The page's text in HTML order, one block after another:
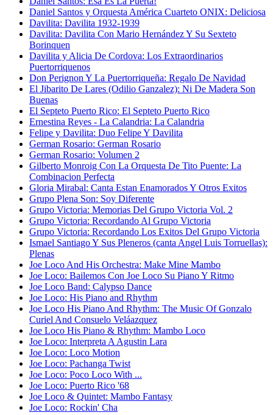
Daniel Santos y Orquesta América Cuarteto ONIX: Deliciosa
Davilita: Davilita 1932-1939
Davilita: Davilita Con Mario Hernández Y Su Sexteto
Borinquen
Davilita y Alicia De Cordova: Los Extraordinarios
Puertorriquenos
Don Perignon Y La Puertorriqueña: Regalo De Navidad
El Jibarito De Lares (Odilio Ganzalez): Ni De Madera Son
Buenas
El Septeto Puerto Rico: El Septeto Puerto Rico
Ernestina Reyes - La Calandria: La Calandria
Felipe y Davilita: Duo Felipe Y Davilita
German Rosario: German Rosario
German Rosario: Volumen 2
Gilberto Monroig Con La Orquesta De Tito Puente: La
Combinacion Perfecta
Gloria Mirabal: Canta Estan Enamorados Y Otros Exitos
Grupo Plena Son: Soy Diferente
Grupo Victoria: Memorias Del Grupo Victoria Vol. 2
Grupo Victoria: Recordando Al Grupo Victoria
Grupo Victoria: Recordando Los Exitos Del Grupo Victoria
Ismael Santiago Y Sus Pleneros (canta Angel Luis Torruellas):
Plenas
Joe Loco And His Orchestra: Make Mine Mambo
Joe Loco: Bailemos Con Joe Loco Su Piano Y Ritmo
Joe Loco Band: Calypso Dance
Joe Loco: His Piano and Rhythm
Joe Loco His Piano And Rhythm: The Music Of Gonzalo
Curiel And Consuelo Veláazquez
Joe Loco His Piano & Rhythm: Mambo Loco
Joe Loco: Interpreta A Agustin Lara
Joe Loco: Loco Motion
Joe Loco: Pachanga Twist
Joe Loco: Poco Loco With ...
Joe Loco: Puerto Rico '68
Joe Loco & Quintet: Mambo Fantasy
Joe Loco: Rockin' Cha